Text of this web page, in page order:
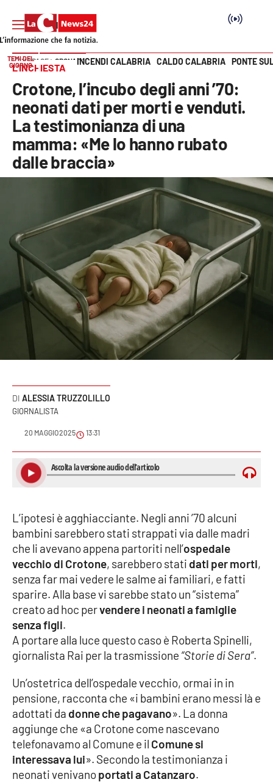
Cronaca
Politica
Economia e lavoro
Italia Mondo
Sanità
Sport
Cultura
Meteo
Editoriali
VIDEO
Ambiente
Cronaca
Cultura
Economia e Lavoro
Politica
Società
Sport
RUBRICHE
Vai
TEMI DEL
GIORNO
INCENDI CALABRIA CALDO CALABRIA PONTE
HOME PAGE CRONACA
L’INCHIESTA
Crotone, l’incubo degli anni ’70:
neonati dati per morti e venduti.
La testimonianza di una
mamma: «Me lo hanno rubato
dalle braccia»
ALESSIA TRUZZOLILLO
GIORNALISTA
20 MAGGIO 2025 13:31
L’ipotesi è agghiacciante. Negli anni ’70 alcuni
bambini sarebbero stati strappati via dalle madri
che li avevano appena partoriti nell’ospedale
vecchio di Crotone, sarebbero stati dati per morti,
senza far mai vedere le salme ai familiari, e fatti
sparire. Alla base vi sarebbe stato un “sistema”
creato ad hoc pervendere i neonati a famiglie
senza figli.
A portare alla luce questo caso è Roberta Spinelli,
giornalista Rai per la trasmissione “Storie di Sera”.
Un’ostetrica dell’ospedale vecchio, ormai in in
pensione, racconta che «i bambini erano messi là e
adottati da donne che pagavano». La donna
aggiunge che «a Crotone come nascevano
telefonavamo al Comune e il Comune si
interessava lui». Secondo la testimonianza i
neonati venivanoportati a Catanzaro.